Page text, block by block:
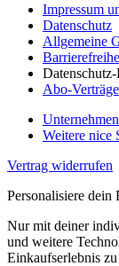
Impressum
Datenschutz
Allgemeine
Abo-
Unternehmen
Weitere nice
Vertrag widerrufen
Personalisiere dein
Nur mit deiner
und weitere
Einkaufserlebnis